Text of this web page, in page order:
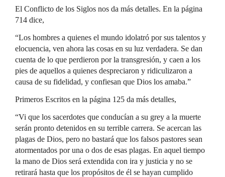
El Conflicto de los Siglos nos da más detalles. En la página
714 dice,
“Los hombres a quienes el mundo idolatró por sus talentos y
elocuencia, ven ahora las cosas en su luz verdadera. Se dan
cuenta de lo que perdieron por la transgresión, y caen a los
pies de aquellos a quienes despreciaron y ridiculizaron a
causa de su fidelidad, y confiesan que Dios los amaba.”
Primeros Escritos en la página 125 da más detalles,
“Vi que los sacerdotes que conducían a su grey a la muerte
serán pronto detenidos en su terrible carrera. Se acercan las
plagas de Dios, pero no bastará que los falsos pastores sean
atormentados por una o dos de esas plagas. En aquel tiempo
la mano de Dios será extendida con ira y justicia y no se
retirará hasta que los propósitos de él se hayan cumplido